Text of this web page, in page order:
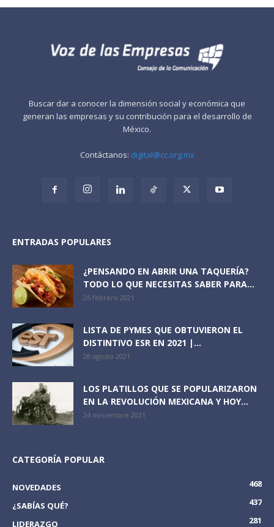
Buscar dar a conocer la dimensión social y económica que
generan las empresas y su contribución para el desarrollo de
México.
Contáctanos: digital@cc.org.mx
ENTRADAS POPULARES
¿PENSANDO EN ABRIR UNA TAQUERÍA?
TODO LO QUE NECESITAS SABER PARA...
26 febrero 2021
LISTA DE PYMES QUE OBTUVIERON EL
DISTINTIVO ESR EN 2021 |...
28 agosto 2021
LOS PLATILLOS QUE SE POPULARIZARON
EN LA REVOLUCIÓN MEXICANA Y HOY...
24 noviembre 2021
CATEGORÍA POPULAR
NOVEDADES
468
¿SABÍAS QUÉ?
437
LIDERAZGO
281